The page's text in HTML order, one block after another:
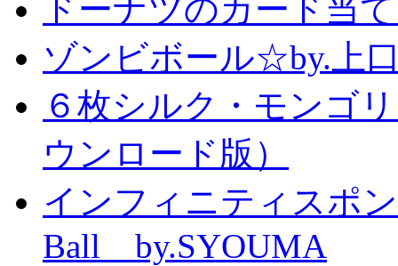
ドーナツのカード当
ゾンビボール☆by.上
６枚シルク・モンゴ
ウンロード版）
インフィニティスポ
Ball by.SYOUMA